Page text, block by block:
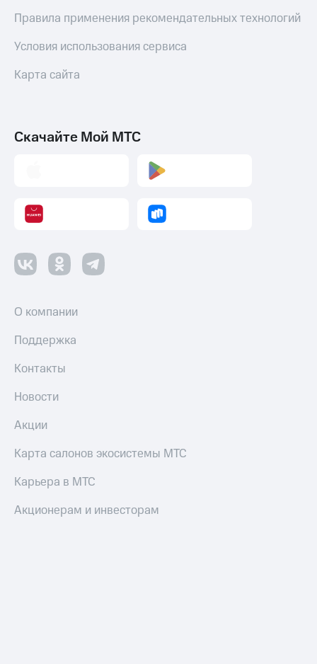
Правила применения рекомендательных технологий
Условия использования сервиса
Карта сайта
Скачайте Мой МТС
О компании
Поддержка
Контакты
Новости
Акции
Карта салонов экосистемы МТС
Карьера в МТС
Акционерам и инвесторам